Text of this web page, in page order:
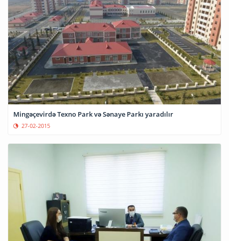
Mingəçevirdə Texno Park və Sənaye Parkı yaradılır
27-02-2015